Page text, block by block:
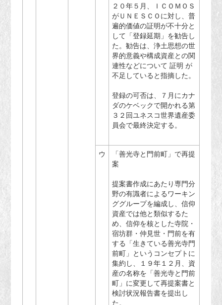
２０年５月、ＩＣＯＭＯＳ
がＵＮＥＳＣＯに対し、普
遍的価値の証明が不十分と
して「登録延期」を勧告し
た。勧告は、浄土思想の世
界的意義や構成資産との関
連性などについて 証明 が
不足していると指摘した。
登録の可否は、７月にカナ
ダのケベックで開かれる第
３２回ユネスコ世界遺産委
員会で最終決定する。
ウ
「善光寺と門前町」で再提
案
提案書作成にあたり専門分
野の有識者によるワーキン
ググループを編成し、信仰
資産では他と類似するた
め、信仰を核とした寺院・
宿坊群・仲見世・門前を有
する「生きている善光寺門
前町」というコンセプトに
集約し、１９年１２月、資
産の名称を「善光寺と門前
町」に変更して再提案書と
検討状況報告書を提出し
た。